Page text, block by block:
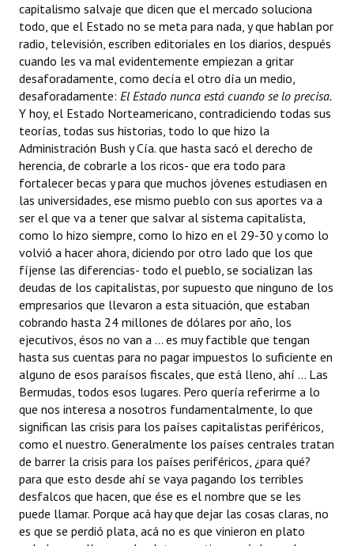
capitalismo salvaje que dicen que el mercado soluciona
todo, que el Estado no se meta para nada, y que hablan por
radio, televisión, escriben editoriales en los diarios, después
cuando les va mal evidentemente empiezan a gritar
desaforadamente, como decía el otro día un medio,
desaforadamente:  El Estado nunca está cuando se lo precisa.
Y hoy, el Estado Norteamericano, contradiciendo todas sus
teorías, todas sus historias, todo lo que hizo la
Administración Bush y Cía. que hasta sacó el derecho de
herencia, de cobrarle a los ricos- que era todo para
fortalecer becas y para que muchos jóvenes estudiasen en
las universidades, ese mismo pueblo con sus aportes va a
ser el que va a tener que salvar al sistema capitalista,
como lo hizo siempre, como lo hizo en el 29-30 y como lo
volvió a hacer ahora, diciendo por otro lado que los que
fíjense las diferencias- todo el pueblo, se socializan las
deudas de los capitalistas, por supuesto que ninguno de los
empresarios que llevaron a esta situación, que estaban
cobrando hasta 24 millones de dólares por año, los
ejecutivos, ésos no van a ... es muy factible que tengan
hasta sus cuentas para no pagar impuestos lo suficiente en
alguno de esos paraísos fiscales, que está lleno, ahí ... Las
Bermudas, todos esos lugares. Pero quería referirme a lo
que nos interesa a nosotros fundamentalmente, lo que
significan las crisis para los países capitalistas periféricos,
como el nuestro. Generalmente los países centrales tratan
de barrer la crisis para los países periféricos, ¿para qué?
para que esto desde ahí se vaya pagando los terribles
desfalcos que hacen, que ése es el nombre que se les
puede llamar. Porque acá hay que dejar las cosas claras, no
es que se perdió plata, acá no es que vinieron en plato